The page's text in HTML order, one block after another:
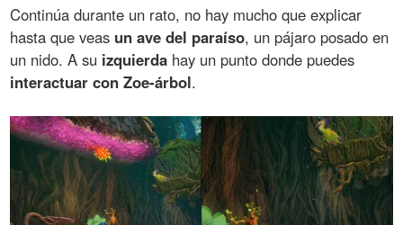
Continúa durante un rato, no hay mucho que explicar
hasta que veas un ave del paraíso, un pájaro posado en
un nido. A su izquierda hay un punto donde puedes
interactuar con Zoe-árbol.